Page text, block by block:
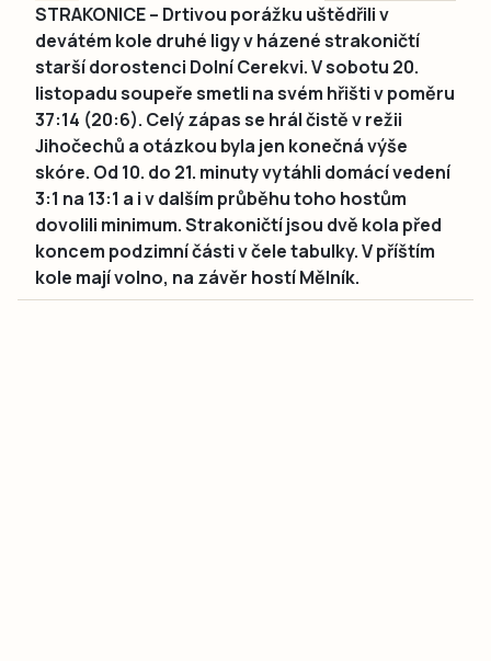
STRAKONICE – Drtivou porážku uštědřili v
devátém kole druhé ligy v házené strakoničtí
starší dorostenci Dolní Cerekvi. V sobotu 20.
listopadu soupeře smetli na svém hřišti v poměru
37:14 (20:6). Celý zápas se hrál čistě v režii
Jihočechů a otázkou byla jen konečná výše
skóre. Od 10. do 21. minuty vytáhli domácí vedení
3:1 na 13:1 a i v dalším průběhu toho hostům
dovolili minimum. Strakoničtí jsou dvě kola před
koncem podzimní části v čele tabulky. V příštím
kole mají volno, na závěr hostí Mělník.